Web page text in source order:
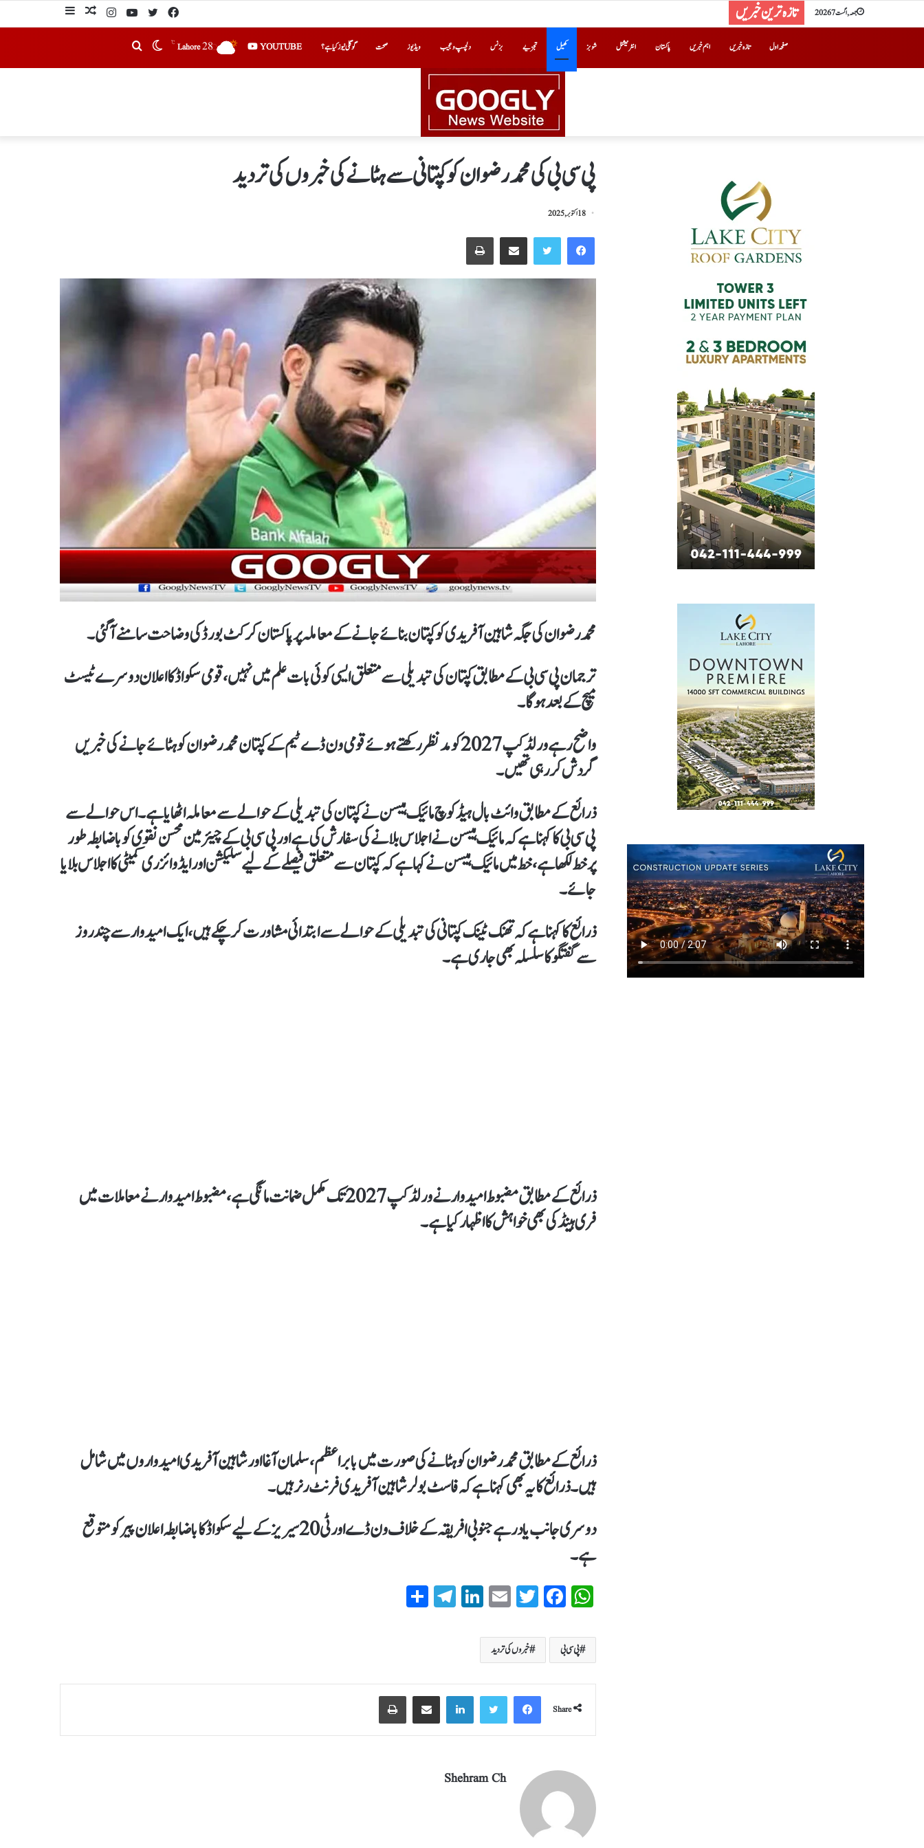
جمعہ, اگست 7 2026 تازہ ترین خبریں
صفحہ اول تازہ خبریں اہم خبریں پاکستان انٹرنیشنل شوبز کھیل تجزیے بزنس دلچسپ و عجیب ویڈیوز صحت گوگلی نیوز کیا ہے؟ YOUTUBE
Lahore28
℃
پی سی بی کی محمدرضوان کوکپتانی سےہٹانےکی خبروں کی تردید
18 اکتوبر, 2025
محمد رضوان کی جگہ شاہین آفریدی کو کپتان بنائے جانے کے معاملہ پر پاکستان کرکٹ بورڈ کی وضاحت سامنے آ گئی۔
ترجمان پی سی بی کے مطابق کپتان کی تبدیلی سے متعلق ایسی کوئی بات علم میں نہیں، قومی سکواڈ کا اعلان دوسرے ٹیسٹ
میچ کے بعد ہوگا۔
واضح رہےورلڈکپ 2027 کو مدنظر رکھتے ہوئے قومی ون ڈے ٹیم کےکپتان محمد رضوان کو ہٹائے جانےکی خبریں
گردش کررہی تھیں۔
ذرائع کے مطابق وائٹ بال ہیڈ کوچ مائیک ہیسن نے کپتان کی تبدیلی کے حوالے سے معاملہ اٹھایا ہے۔ اس حوالے سے
پی سی بی کا کہنا ہےکہ مائیک ہیسن نے اجلاس بلانے کی سفارش کی ہے اور پی سی بی کے چیئرمین محسن نقوی کو باضابطہ طور
پر خط لکھا ہے، خط میں مائیک ہیسن نےکہا ہےکہ کپتان سے متعلق فیصلےکے لیے سلیکشن اور ایڈوائزری کمیٹی کا اجلاس بلایا
جائے۔
ذرائع کا کہنا ہےکہ تھنک ٹینک کپتانی کی تبدیلی کے حوالے سے ابتدائی مشاورت کر چکے ہیں، ایک امیدوار سے چند روز
سے گفتگو کا سلسلہ بھی جاری ہے۔
ذرائع کے مطابق مضبوط امیدوار نے ورلڈکپ 2027 تک مکمل ضمانت مانگی ہے، مضبوط امیدوار نے معاملات میں
فری ہینڈ کی بھی خواہش کا اظہارکیا ہے۔
ذرائع کے مطابق محمد رضوان کو ہٹانے کی صورت میں بابر اعظم ، سلمان آغا اور شاہین آفریدی امیدواروں میں شامل
ہیں۔ ذرائع کا یہ بھی کہنا ہےکہ فاسٹ بولر شاہین آفریدی فرنٹ رنر ہیں۔
دوسری جانب یاد رہے جنوبی افریقہ کے خلاف ون ڈے اور ٹی 20 سیریز کے لیے سکواڈ کا باضابطہ اعلان پیر کو متوقع
ہے۔
W
ha
ts
A
pp
Fa
ce
bo
ok
T
wi
tte
r
E
m
ail
Li
nk
T
el
m
پی سی بی خبروں کی تردید
Share
Shehram Ch